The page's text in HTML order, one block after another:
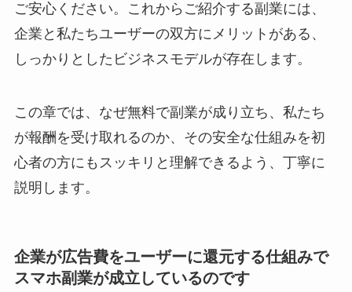
ご安心ください。これからご紹介する副業には、
企業と私たちユーザーの双方にメリットがある、
しっかりとしたビジネスモデルが存在します。
この章では、なぜ無料で副業が成り立ち、私たち
が報酬を受け取れるのか、その安全な仕組みを初
心者の方にもスッキリと理解できるよう、丁寧に
説明します。
企業が広告費をユーザーに還元する仕組みで
スマホ副業が成立しているのです